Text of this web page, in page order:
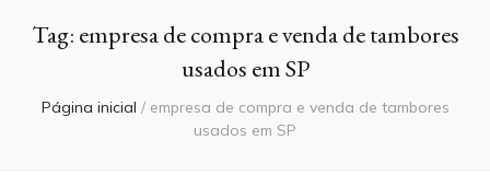
Tag: empresa de compra e venda de tambores
usados em SP
Página inicial / empresa de compra e venda de tambores
usados em SP